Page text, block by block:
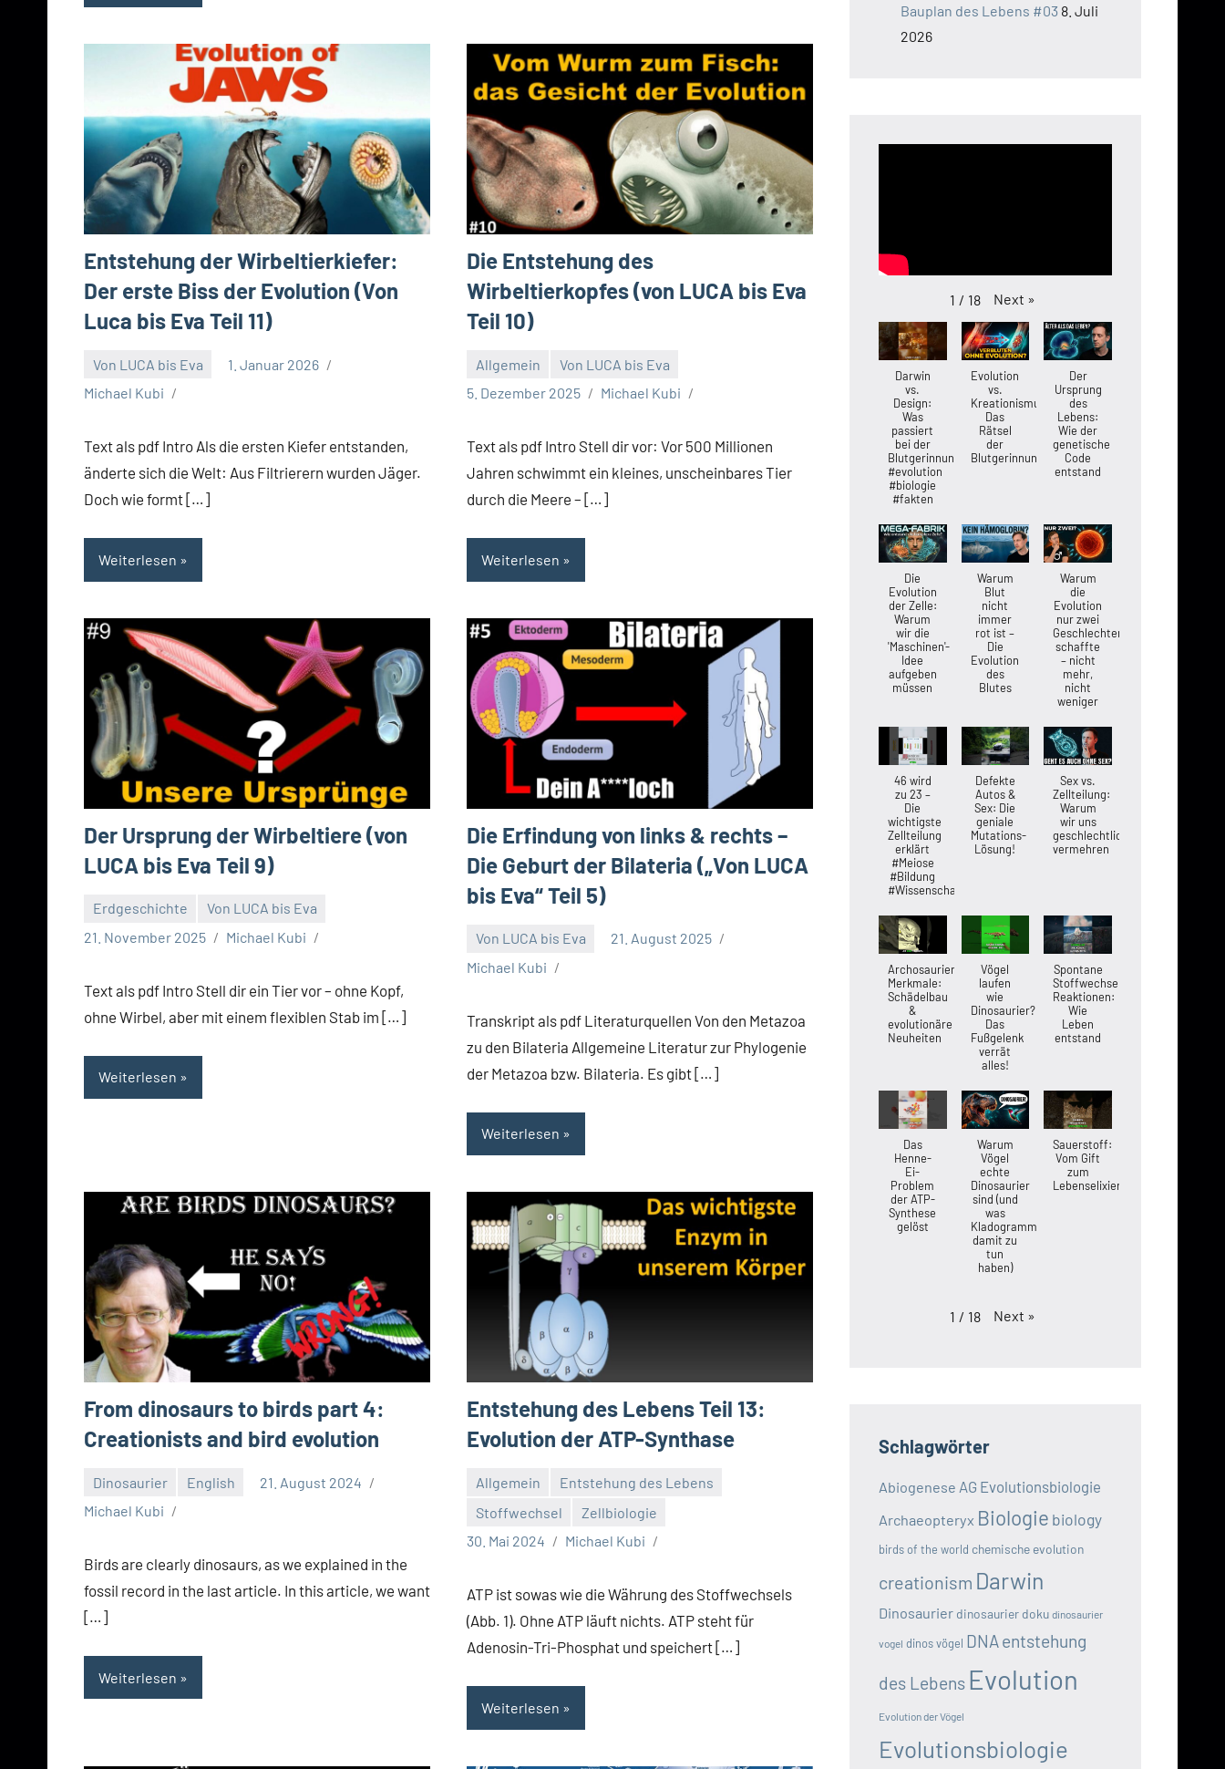
Entstehung der Wirbeltierkiefer:
Der erste Biss der Evolution (Von
Luca bis Eva Teil 11)
Von LUCA bis Eva
1. Januar 2026
Michael Kubi
Text als pdf Intro Als die ersten Kiefer entstanden,
änderte sich die Welt: Aus Filtrierern wurden Jäger.
Doch wie formt […]
Weiterlesen
Die Entstehung des
Wirbeltierkopfes (von LUCA bis Eva
Teil 10)
Allgemein
Von LUCA bis Eva
5. Dezember 2025
Michael Kubi
Text als pdf Intro Stell dir vor: Vor 500 Millionen
Jahren schwimmt ein kleines, unscheinbares Tier
durch die Meere – […]
Weiterlesen
Der Ursprung der Wirbeltiere (von
LUCA bis Eva Teil 9)
Erdgeschichte
Von LUCA bis Eva
21. November 2025
Michael Kubi
Text als pdf Intro Stell dir ein Tier vor – ohne Kopf,
ohne Wirbel, aber mit einem flexiblen Stab im […]
Weiterlesen
Die Erfindung von links & rechts –
Die Geburt der Bilateria („Von LUCA
bis Eva“ Teil 5)
Von LUCA bis Eva
21. August 2025
Michael Kubi
Transkript als pdf Literaturquellen Von den Metazoa
zu den Bilateria Allgemeine Literatur zur Phylogenie
der Metazoa bzw. Bilateria. Es gibt […]
Weiterlesen
From dinosaurs to birds part 4:
Creationists and bird evolution
Dinosaurier English
21. August 2024
Michael Kubi
Birds are clearly dinosaurs, as we explained in the
fossil record in the last article. In this article, we want
[…]
Weiterlesen
Entstehung des Lebens Teil 13:
Evolution der ATP-Synthase
Allgemein
Entstehung des Lebens
Stoffwechsel
Zellbiologie
30. Mai 2024
Michael Kubi
ATP ist sowas wie die Währung des Stoffwechsels
(Abb. 1). Ohne ATP läuft nichts. ATP steht für
Adenosin-Tri-Phosphat und speichert […]
Weiterlesen
Bauplan des Lebens #03 8. Juli
2026
1 / 18 Next »
Darwin
vs.
Design:
Was
passiert
bei der
Blutgerinnung?
#evolution
#biologie
#fakten
Evolution
vs.
Kreationismus:
Das
Rätsel
der
Blutgerinnung
Der
Ursprung
des
Lebens:
Wie der
genetische
Code
entstand
Die
Evolution
der Zelle:
Warum
wir die
'Maschinen'-
Idee
aufgeben
müssen
Warum
Blut
nicht
immer
rot ist –
Die
Evolution
des
Blutes
Warum
die
Evolution
nur zwei
Geschlechter
schaffte
– nicht
mehr,
nicht
weniger
46 wird
zu 23 –
Die
wichtigste
Zellteilung
erklärt
#Meiose
#Bildung
#Wissenschaft
Defekte
Autos &
Sex: Die
geniale
Mutations-
Lösung!
Sex vs.
Zellteilung:
Warum
wir uns
geschlechtlich
vermehren
Archosaurier-
Merkmale:
Schädelbau
&
evolutionäre
Neuheiten
Vögel
laufen
wie
Dinosaurier?
Das
Fußgelenk
verrät
alles!
Spontane
Stoffwechsel-
Reaktionen:
Wie
Leben
entstand
Das
Henne-
Ei-
Problem
der ATP-
Synthese
gelöst
Warum
Vögel
echte
Dinosaurier
sind (und
was
Kladogramme
damit zu
tun
haben)
Sauerstoff:
Vom Gift
zum
Lebenselixier
1 / 18 Next »
Schlagwörter
Abiogenese AG Evolutionsbiologie
Archaeopteryx Biologie biology
birds of the world chemische evolution
creationism Darwin
Dinosaurier dinosaurier doku dinosaurier
vogel dinos vögel DNAentstehung
des Lebens Evolution
Evolution der Vögel
Evolutionsbiologie